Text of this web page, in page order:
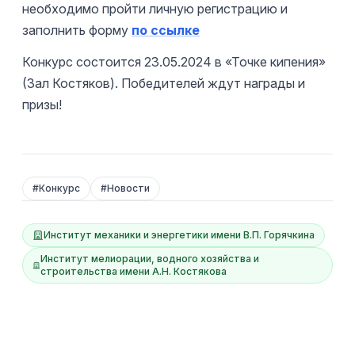
необходимо пройти личную регистрацию и
заполнить форму по ссылке
Конкурс состоится 23.05.2024 в «Точке кипения»
(Зал Костяков). Победителей ждут награды и
призы!
#Конкурс #Новости
Институт механики и энергетики имени В.П. Горячкина
Институт мелиорации, водного хозяйства и
строительства имени А.Н. Костякова